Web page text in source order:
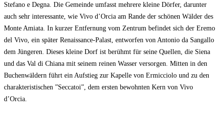
Stefano e Degna. Die Gemeinde umfasst mehrere kleine Dörfer, darunter
auch sehr interessante, wie Vivo d’Orcia am Rande der schönen Wälder des
Monte Amiata. In kurzer Entfernung vom Zentrum befindet sich der Eremo
del Vivo, ein später Renaissance-Palast, entworfen von Antonio da Sangallo
dem Jüngeren. Dieses kleine Dorf ist berühmt für seine Quellen, die Siena
und das Val di Chiana mit seinem reinen Wasser versorgen. Mitten in den
Buchenwäldern führt ein Aufstieg zur Kapelle von Ermicciolo und zu den
charakteristischen ”Seccatoi”, dem ersten bewohnten Kern von Vivo
d’Orcia.